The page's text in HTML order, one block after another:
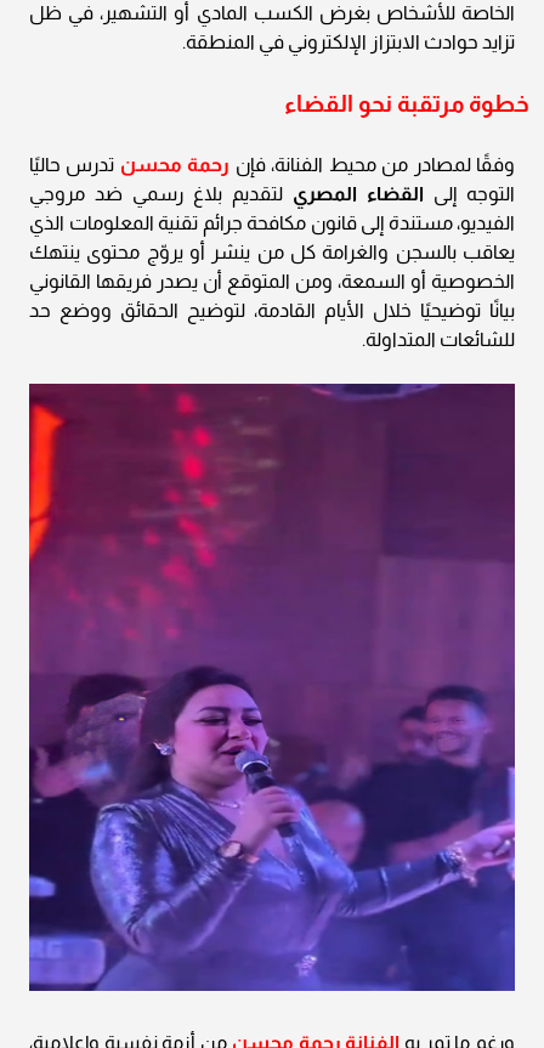
الخاصة للأشخاص بغرض الكسب المادي أو التشهير، في ظل
تزايد حوادث الابتزاز الإلكتروني في المنطقة.
خطوة مرتقبة نحو القضاء
وفقًا لمصادر من محيط الفنانة، فإن رحمة محسن تدرس حاليًا
التوجه إلى القضاء المصري لتقديم بلاغ رسمي ضد مروجي
الفيديو، مستندة إلى قانون مكافحة جرائم تقنية المعلومات الذي
يعاقب بالسجن والغرامة كل من ينشر أو يروّج محتوى ينتهك
الخصوصية أو السمعة، ومن المتوقع أن يصدر فريقها القانوني
بيانًا توضيحيًا خلال الأيام القادمة، لتوضيح الحقائق ووضع حد
للشائعات المتداولة.
ورغم ما تمر به الفنانة رحمة محسن من أزمة نفسية وإعلامية،